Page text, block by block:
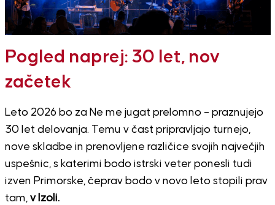
Pogled naprej: 30 let, nov
začetek
Leto 2026 bo za Ne me jugat prelomno – praznujejo
30 let delovanja. Temu v čast pripravljajo turnejo,
nove skladbe in prenovljene različice svojih največjih
uspešnic, s katerimi bodo istrski veter ponesli tudi
izven Primorske, čeprav bodo v novo leto stopili prav
tam, v Izoli.